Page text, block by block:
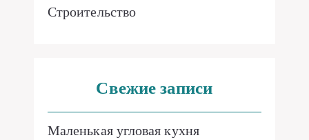
Строительство
Свежие записи
Маленькая угловая кухня